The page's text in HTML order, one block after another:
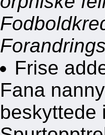
Frise
Fana
beskyttede